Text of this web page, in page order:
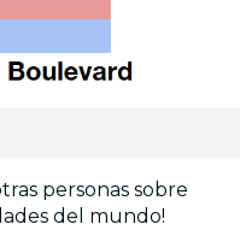
personas sobre
del mundo!